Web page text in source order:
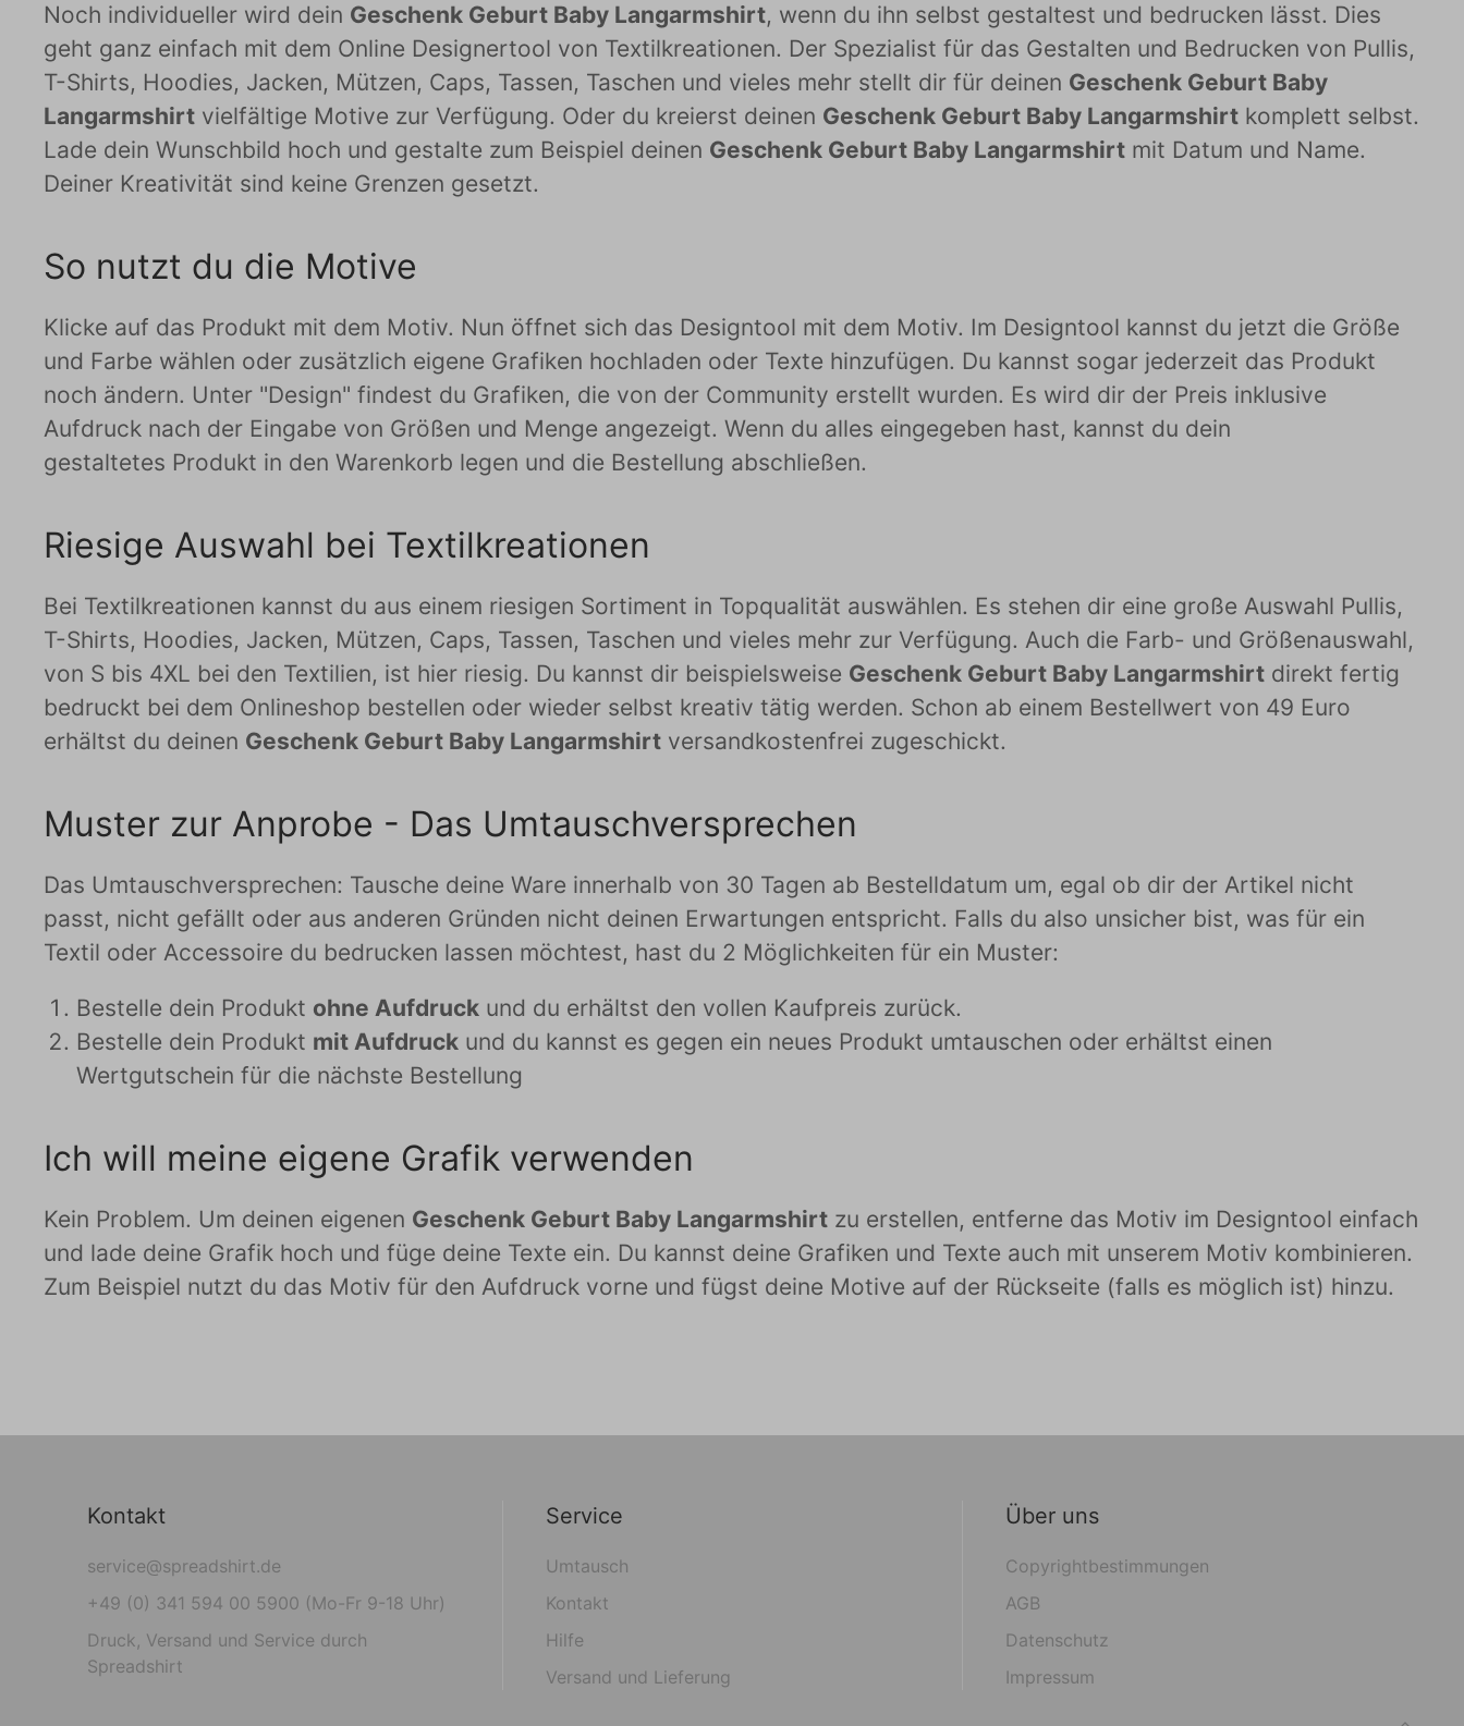
Noch individueller wird dein Geschenk Geburt Baby Langarmshirt, wenn du ihn selbst gestaltest und bedrucken lässt. Dies
geht ganz einfach mit dem Online Designertool von Textilkreationen. Der Spezialist für das Gestalten und Bedrucken von Pullis,
T-Shirts, Hoodies, Jacken, Mützen, Caps, Tassen, Taschen und vieles mehr stellt dir für deinen Geschenk Geburt Baby
Langarmshirt vielfältige Motive zur Verfügung. Oder du kreierst deinen Geschenk Geburt Baby Langarmshirt komplett selbst.
Lade dein Wunschbild hoch und gestalte zum Beispiel deinen Geschenk Geburt Baby Langarmshirt mit Datum und Name.
Deiner Kreativität sind keine Grenzen gesetzt.
So nutzt du die Motive
Klicke auf das Produkt mit dem Motiv. Nun öffnet sich das Designtool mit dem Motiv. Im Designtool kannst du jetzt die Größe
und Farbe wählen oder zusätzlich eigene Grafiken hochladen oder Texte hinzufügen. Du kannst sogar jederzeit das Produkt
noch ändern. Unter "Design" findest du Grafiken, die von der Community erstellt wurden. Es wird dir der Preis inklusive
Aufdruck nach der Eingabe von Größen und Menge angezeigt. Wenn du alles eingegeben hast, kannst du dein
gestaltetes Produkt in den Warenkorb legen und die Bestellung abschließen.
Riesige Auswahl bei Textilkreationen
Bei Textilkreationen kannst du aus einem riesigen Sortiment in Topqualität auswählen. Es stehen dir eine große Auswahl Pullis,
T-Shirts, Hoodies, Jacken, Mützen, Caps, Tassen, Taschen und vieles mehr zur Verfügung. Auch die Farb- und Größenauswahl,
von S bis 4XL bei den Textilien, ist hier riesig. Du kannst dir beispielsweise Geschenk Geburt Baby Langarmshirt direkt fertig
bedruckt bei dem Onlineshop bestellen oder wieder selbst kreativ tätig werden. Schon ab einem Bestellwert von 49 Euro
erhältst du deinen Geschenk Geburt Baby Langarmshirt versandkostenfrei zugeschickt.
Muster zur Anprobe - Das Umtauschversprechen
Das Umtauschversprechen: Tausche deine Ware innerhalb von 30 Tagen ab Bestelldatum um, egal ob dir der Artikel nicht
passt, nicht gefällt oder aus anderen Gründen nicht deinen Erwartungen entspricht. Falls du also unsicher bist, was für ein
Textil oder Accessoire du bedrucken lassen möchtest, hast du 2 Möglichkeiten für ein Muster:
Bestelle dein Produkt ohne Aufdruck und du erhältst den vollen Kaufpreis zurück.
Bestelle dein Produkt mit Aufdruck und du kannst es gegen ein neues Produkt umtauschen oder erhältst einen
Wertgutschein für die nächste Bestellung
Ich will meine eigene Grafik verwenden
Kein Problem. Um deinen eigenen Geschenk Geburt Baby Langarmshirt zu erstellen, entferne das Motiv im Designtool einfach
und lade deine Grafik hoch und füge deine Texte ein. Du kannst deine Grafiken und Texte auch mit unserem Motiv kombinieren.
Zum Beispiel nutzt du das Motiv für den Aufdruck vorne und fügst deine Motive auf der Rückseite (falls es möglich ist) hinzu.
Kontakt
service@spreadshirt.de
+49 (0) 341 594 00 5900 (Mo-Fr 9-18 Uhr)
Druck, Versand und Service durch
Spreadshirt
Service
Umtausch
Kontakt
Hilfe
Versand und Lieferung
Über uns
Copyrightbestimmungen
AGB
Datenschutz
Impressum